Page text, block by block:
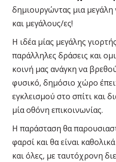
δημιουργώντας μια μεγάλη
και μεγάλους/ες!
Η ιδέα μίας μεγάλης
παράλληλες δράσεις και
κοινή μας ανάγκη να
φυσικό, δημόσιο χώρο
εγκλεισμού στο σπίτι και
μία οθόνη επικοινωνίας.
Η παράσταση θα
φαρσί και θα είναι
και όλες, με ταυτόχρονη